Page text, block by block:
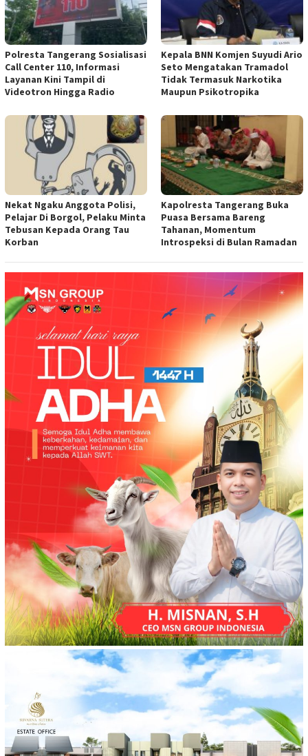
Polresta Tangerang Sosialisasi
Call Center 110, Informasi
Layanan Kini Tampil di
Videotron Hingga Radio
Kepala BNN Komjen Suyudi Ario
Seto Mengatakan Tramadol
Tidak Termasuk Narkotika
Maupun Psikotropika
Nekat Ngaku Anggota Polisi,
Pelajar Di Borgol, Pelaku Minta
Tebusan Kepada Orang Tau
Korban
Kapolresta Tangerang Buka
Puasa Bersama Bareng
Tahanan, Momentum
Introspeksi di Bulan Ramadan